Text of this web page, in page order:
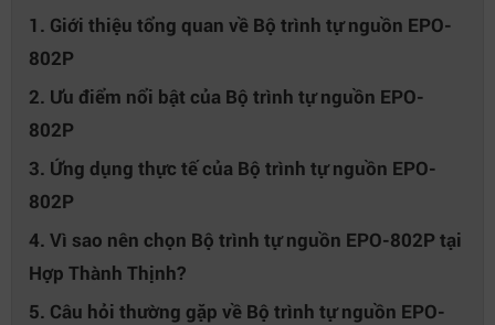
1. Giới thiệu tổng quan về Bộ trình tự nguồn EPO-
802P
2. Ưu điểm nổi bật của Bộ trình tự nguồn EPO-
802P
3. Ứng dụng thực tế của Bộ trình tự nguồn EPO-
802P
4. Vì sao nên chọn Bộ trình tự nguồn EPO-802P tại
Hợp Thành Thịnh?
5. Câu hỏi thường gặp về Bộ trình tự nguồn EPO-